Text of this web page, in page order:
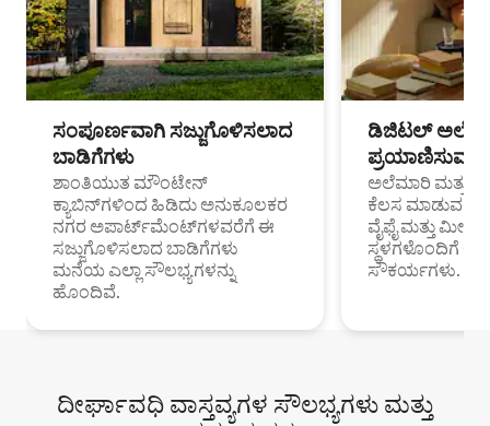
ಸಂಪೂರ್ಣವಾಗಿ ಸಜ್ಜುಗೊಳಿಸಲಾದ
ಬಾಡಿಗೆಗಳು
ಶಾಂತಿಯುತ ಮೌಂಟೇನ್
ಕ್ಯಾಬಿನ್‌ಗಳಿಂದ ಹಿಡಿದು ಅನುಕೂಲಕರ
ನಗರ ಅಪಾರ್ಟ್‌ಮೆಂಟ್‌ಗಳವರೆಗೆ ಈ
ಸಜ್ಜುಗೊಳಿಸಲಾದ ಬಾಡಿಗೆಗಳು
ಮನೆಯ ಎಲ್ಲಾ ಸೌಲಭ್ಯಗಳನ್ನು
ಹೊಂದಿವೆ.
ಡಿಜಿಟಲ್
ಪ್ರಯಾಣಿಸುವ
ಅಲೆಮಾರಿ ಮತ್ತು
ಕೆಲಸ ಮಾಡುವ
ವೈಫೈ ಮತ್ತು
ಸ್ಥಳಗಳೊಂದಿಗೆ
ಸೌಕರ್ಯಗಳು.
ದೀರ್ಘಾವಧಿ ವಾಸ್ತವ್ಯಗಳ ಸೌಲಭ್ಯಗಳು ಮತ್ತು